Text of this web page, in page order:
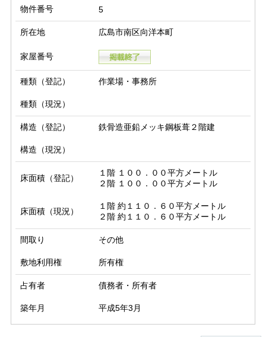
物件番号 5
所在地 広島市南区向洋本町
家屋番号
種類（登記） 作業場・事務所
種類（現況）
構造（登記） 鉄骨造亜鉛メッキ鋼板葺２階建
構造（現況）
床面積（登記）
１階 １００．００平方メートル
２階 １００．００平方メートル
床面積（現況）
１階 約１１０．６０平方メートル
２階 約１１０．６０平方メートル
間取り その他
敷地利用権 所有権
占有者 債務者・所有者
築年月 平成5年3月